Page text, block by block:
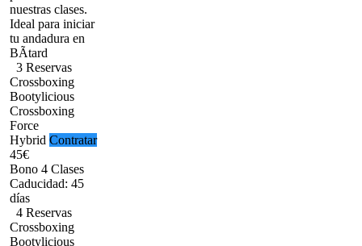
nuestras clases.
Ideal para iniciar
tu andadura en
BÃtard
3 Reservas
Crossboxing
Bootylicious
Crossboxing
Force
Hybrid Contratar
45€
Bono 4 Clases
Caducidad: 45
días
4 Reservas
Crossboxing
Bootylicious